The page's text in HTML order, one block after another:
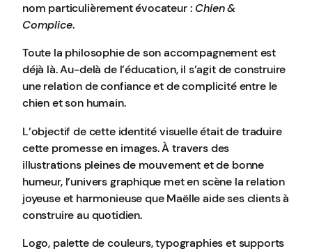
nom particulièrement évocateur : Chien &
Complice.
Toute la philosophie de son accompagnement est
déjà là. Au-delà de l’éducation, il s’agit de construire
une relation de confiance et de complicité entre le
chien et son humain.
L’objectif de cette identité visuelle était de traduire
cette promesse en images. À travers des
illustrations pleines de mouvement et de bonne
humeur, l’univers graphique met en scène la relation
joyeuse et harmonieuse que Maëlle aide ses clients à
construire au quotidien.
Logo, palette de couleurs, typographies et supports